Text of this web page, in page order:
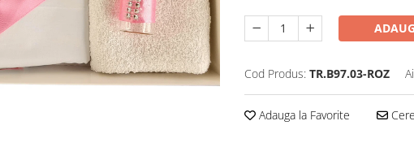
Cod Produs: TR.B97.03-ROZ
Adauga la Favorite